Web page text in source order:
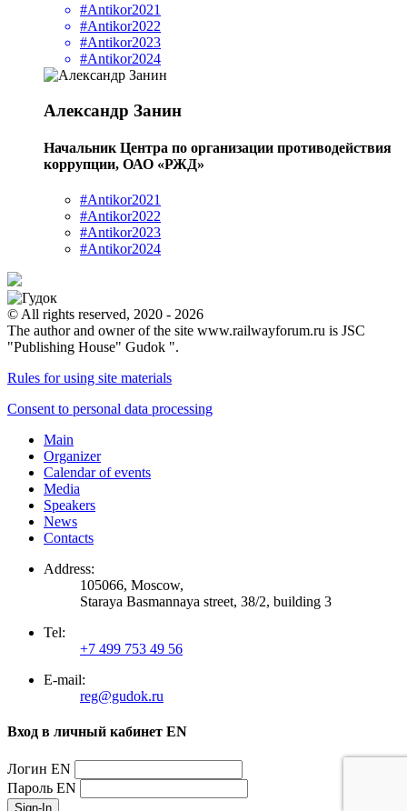
#Antikor2021
#Antikor2022
#Antikor2023
#Antikor2024
Александр Занин
Начальник Центра по организации противодействия
коррупции, ОАО «РЖД»
#Antikor2021
#Antikor2022
#Antikor2023
#Antikor2024
© All rights reserved, 2020 - 2026
The author and owner of the site www.railwayforum.ru is JSC
"Publishing House" Gudok ".
Rules for using site materials
Consent to personal data processing
Main
Organizer
Calendar of events
Media
Speakers
News
Contacts
Address:
105066, Moscow,
Staraya Basmannaya street, 38/2, building 3
Tel:
+7 499 753 49 56
E-mail:
reg@gudok.ru
Вход в личный кабинет EN
Логин EN
Пароль EN
Sign-In